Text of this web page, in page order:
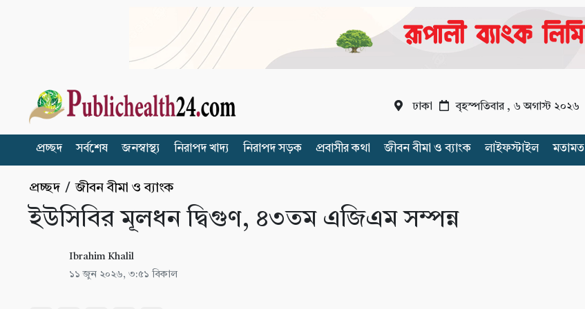
ঢাকা বৃহস্পতিবার , ৬ অগাস্ট ২০২৬
প্রচ্ছদ সর্বশেষ জনস্বাস্থ্য নিরাপদ খাদ্য নিরাপদ সড়ক প্রবাসীর কথা জীবন বীমা ও ব্যাংক লাইফস্টাইল মতামত
প্রচ্ছদ /জীবন বীমা ও ব্যাংক
ইউসিবির মূলধন দ্বিগুণ, ৪৩তম এজিএম সম্পন্ন
Ibrahim Khalil
১১ জুন ২০২৬, ৩:৫১ বিকাল